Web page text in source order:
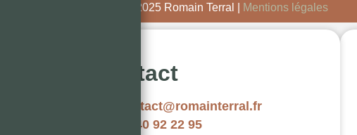
Copyright © 2025 Romain Terral | Mentions légales
Contact
contact@romainterral.fr
06 40 92 22 95